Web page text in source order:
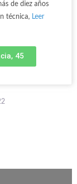
de diez años
técnica, Leer
45